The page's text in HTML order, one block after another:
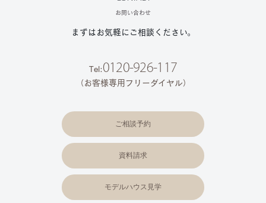
お問い合わせ
まずはお気軽にご相談ください。
Tel:0120-926-117
（お客様専用フリーダイヤル）
ご相談予約
資料請求
モデルハウス見学